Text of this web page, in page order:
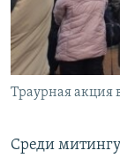
Траурная акция
Среди